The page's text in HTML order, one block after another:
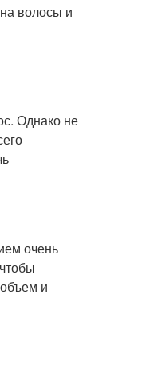
волосы и
Однако не
очень
и